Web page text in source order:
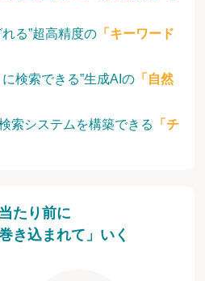
る”超高精度の 「キーワード
検索できる”生成AIの 「自然
索システムを構築できる
「チ
たり前に
き込まれて」いく